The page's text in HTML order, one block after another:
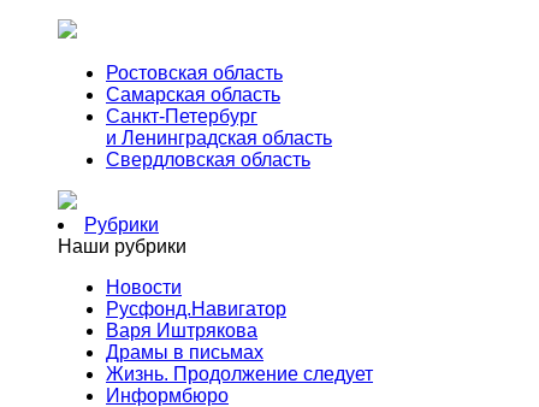
Ростовская область
Самарская область
Санкт-Петербург
и Ленинградская область
Свердловская область
Рубрики
Наши рубрики
Новости
Русфонд.Навигатор
Варя Иштрякова
Драмы в письмах
Жизнь. Продолжение следует
Информбюро